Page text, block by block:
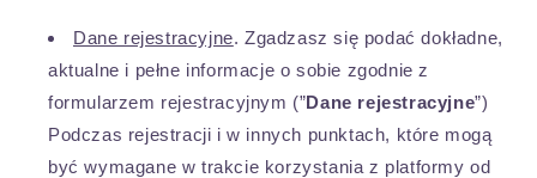
Dane rejestracyjne. Zgadzasz się podać dokładne,
aktualne i pełne informacje o sobie zgodnie z
formularzem rejestracyjnym (”Dane rejestracyjne”)
Podczas rejestracji i w innych punktach, które mogą
być wymagane w trakcie korzystania z platformy od